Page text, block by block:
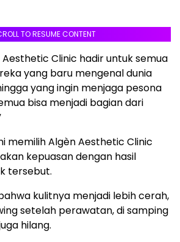
TO RESUME CONTENT
Aesthetic Clinic hadir untuk semua
yang baru mengenal dunia
yang ingin menjaga pesona
bisa menjadi bagian dari
memilih Algèn Aesthetic Clinic
kepuasan dengan hasil
tersebut.
kulitnya menjadi lebih cerah,
setelah perawatan, di samping
hilang.